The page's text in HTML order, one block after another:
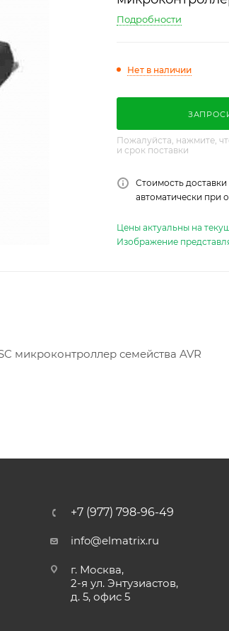
Подробности
Нет в наличии
Пожалуйста, нажмите,
и срок поставки
Стоимость доставки
автоматически при
Цены актуальны на
Изображение
микроконтроллер семейства AVR
+7 (977) 798-96-49
info@elmatrix.ru
г. Москва,
2-я ул. Энтузиастов,
д. 5, офис 5